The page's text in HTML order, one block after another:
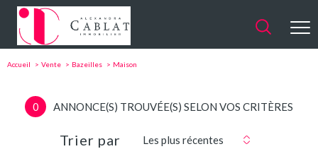
Accueil Vente Bazeilles Maison
0 ANNONCE(S) TROUVÉE(S) SELON VOS CRITÈRES
Trier par Les plus récentes